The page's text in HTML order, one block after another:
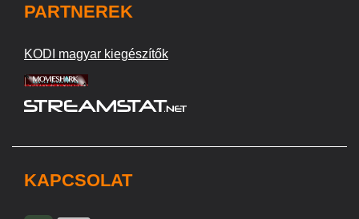
PARTNEREK
KODI magyar kiegészítők
KAPCSOLAT